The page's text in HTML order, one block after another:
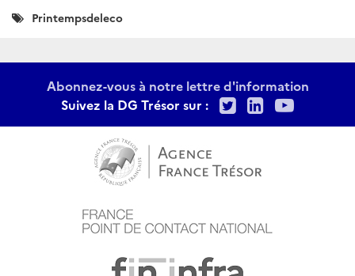
Catégories
Printempsdeleco
Abonnez-vous à notre lettre d'information
Suivez la DG Trésor sur :
TwitterLinkedIn